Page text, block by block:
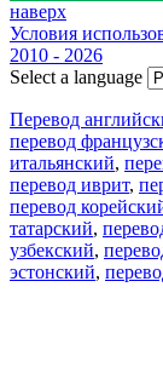
наверх
Условия
2010 - 2026
Select a language
Перевод
перевод
итальянский,
перевод иврит,
перевод
татарский,
узбекский,
эстонский,